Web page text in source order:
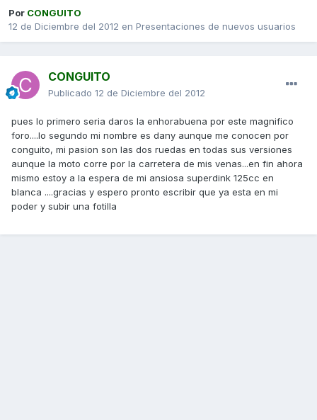
Por CONGUITO
12 de Diciembre del 2012 en Presentaciones de nuevos usuarios
CONGUITO
Publicado 12 de Diciembre del 2012
pues lo primero seria daros la enhorabuena por este magnifico
foro....lo segundo mi nombre es dany aunque me conocen por
conguito, mi pasion son las dos ruedas en todas sus versiones
aunque la moto corre por la carretera de mis venas...en fin ahora
mismo estoy a la espera de mi ansiosa superdink 125cc en
blanca ....gracias y espero pronto escribir que ya esta en mi
poder y subir una fotilla